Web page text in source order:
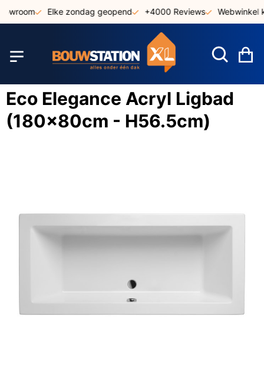
Elke zondag geopend +4000 Reviews Webwinkel
Eco Elegance Acryl Ligbad
(180x80cm - H56.5cm)